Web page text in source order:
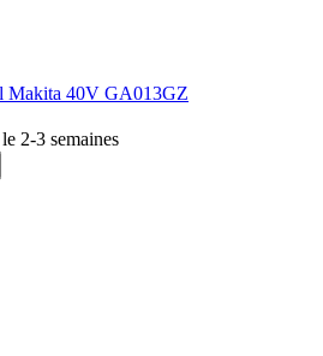
Makita 40V GA013GZ
2-3 semaines